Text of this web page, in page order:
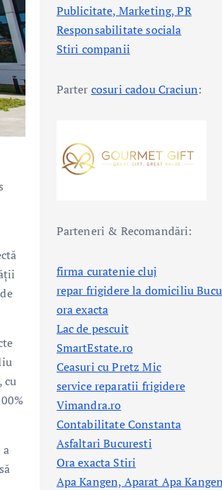
cu
Publicitate, Marketing, PR
Responsabilitate sociala
Stiri companii
Parter cosuri cadou Craciun:
Parteneri & Recomandări:
firma curatenie cluj
repar frigidere la domiciliu
ora exacta
Lac de pescuit
SmartEstate.ro
Ceasuri cu Pretz Mic
service reparatii frigidere
Vimandra.ro
Contabilitate Constanta
Asfaltari Bucuresti
Ora exacta Stiri
Apa Kangen, Aparat Apa Kangen